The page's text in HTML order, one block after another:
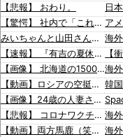
【悲報】 おわり。
【驚愕】 社内で「これ」のやり取りしてたら逮捕されたんだがｗｗｗｗｗｗｗ
みいちゃんと山田さん「主人公がぽっと出のモブに〇されて終わります」←これ
【速報】 『有吉の夏休み』、とんでもない発表をしてしまう！！！！！
【画像】 北海道の1500万の中古物件、レベチｗｗｗｗｗｗｗｗｗｗｗｗｗｗｗｗｗｗｗｗ
【動画】ロシアの空挺兵、パラシュートが開かずに墜落してしまう。
【画像】24歳の人妻さん、露天風呂で撮られるｗｗｗｗｗｗｗｗｗｗｗｗｗｗｗｗｗ
【悲報】 コロナワクチン打たなかった結果・・・・
【動画】両方馬鹿（笑）ミニストップでトラックと衝突したドラレコが（ノ∇`）